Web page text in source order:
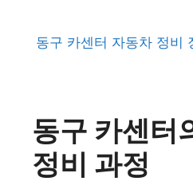
동구 카센터 자동차 정비
동구 카센터
정비 과정